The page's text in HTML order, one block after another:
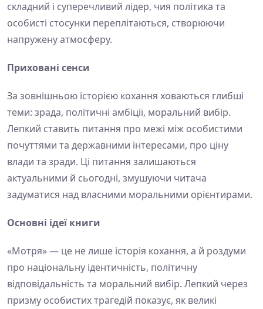
складний і суперечливий лідер, чия політика та
особисті стосунки переплітаються, створюючи
напружену атмосферу.
Приховані сенси
За зовнішньою історією кохання ховаються глибші
теми: зрада, політичні амбіції, моральний вибір.
Лепкий ставить питання про межі між особистими
почуттями та державними інтересами, про ціну
влади та зради. Ці питання залишаються
актуальними й сьогодні, змушуючи читача
задуматися над власними моральними орієнтирами.
Основні ідеї книги
«Мотря» — це не лише історія кохання, а й роздуми
про національну ідентичність, політичну
відповідальність та моральний вибір. Лепкий через
призму особистих трагедій показує, як великі